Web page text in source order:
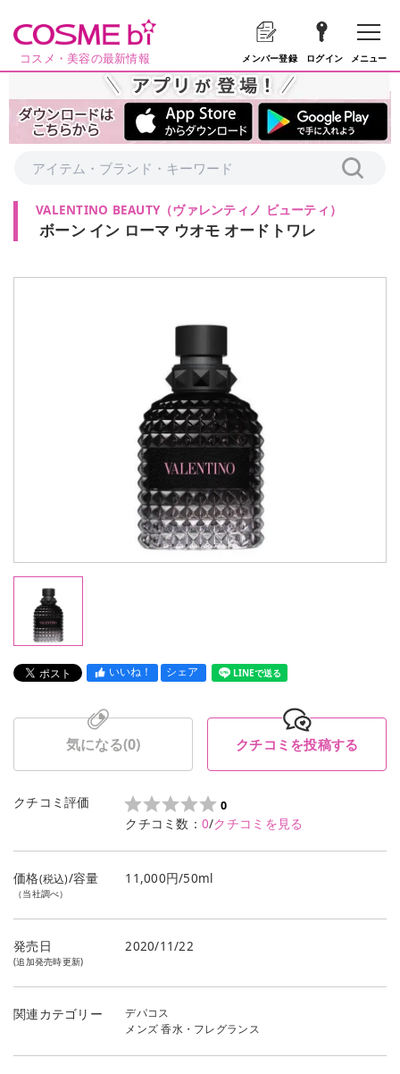
コスメ・美容の最新情報 メンバー登録 ログイン メニュー
VALENTINO BEAUTY（ヴァレンティノ ビューティ ）
ボーン イン ローマ ウオモ オードトワレ
いいね！ シェア LINEで送る
気になる(0) クチコミを投稿する
クチコミ評価 0
クチコミ数： 0/クチコミを見る
価格(税込)/容量
（当社調べ）
11,000円/50ml
発売日
(追加発売時更新)
2020/11/22
関連カテゴリー
デパコス
メンズ 香水・フレグランス